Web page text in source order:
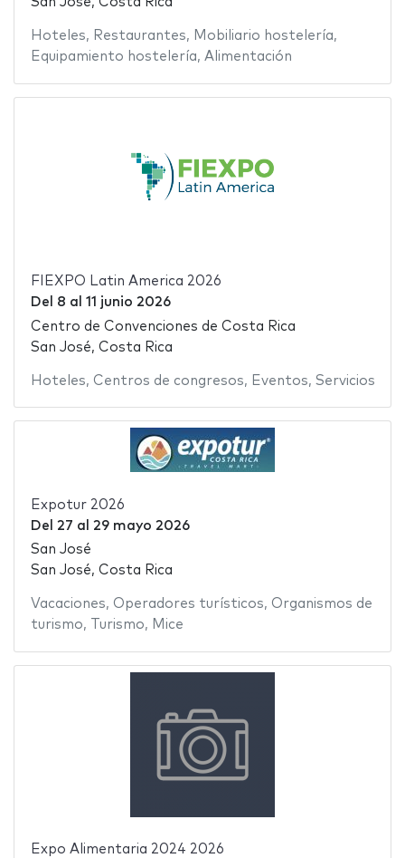
Hoteles, Restaurantes, Mobiliario hostelería,
Equipamiento hostelería, Alimentación
FIEXPO Latin America 2026
Del 8 al 11 junio 2026
Centro de Convenciones de Costa Rica
San José, Costa Rica
Hoteles, Centros de congresos, Eventos, Servicios
Expotur 2026
Del 27 al 29 mayo 2026
San José
San José, Costa Rica
Vacaciones, Operadores turísticos, Organismos de
turismo, Turismo, Mice
Expo Alimentaria 2024 2026